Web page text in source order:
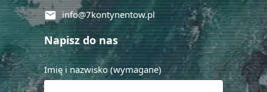
mail info@7kontynentow.pl
Napisz do nas
Imię i nazwisko (wymagane)